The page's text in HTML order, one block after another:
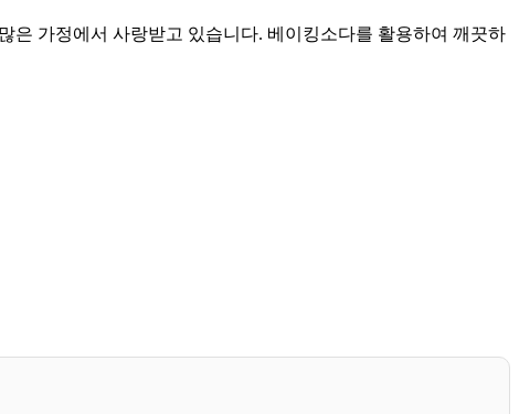
은 가정에서 사랑받고 있습니다. 베이킹소다를 활용하여 깨끗하